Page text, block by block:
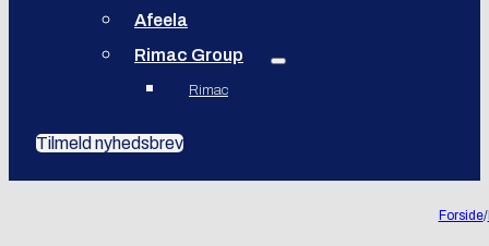
Afeela
Rimac Group
Rimac
Tilmeld nyhedsbrev
Forside/